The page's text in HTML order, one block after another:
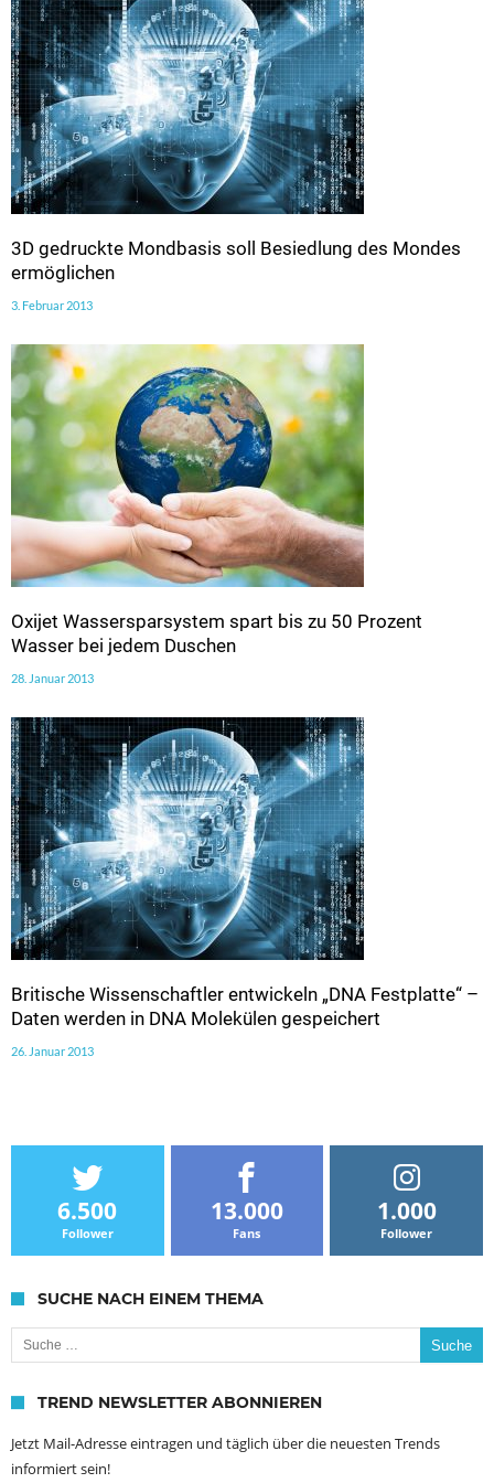
3D gedruckte Mondbasis soll Besiedlung des Mondes
ermöglichen
3. Februar 2013
Oxijet Wassersparsystem spart bis zu 50 Prozent
Wasser bei jedem Duschen
28. Januar 2013
Britische Wissenschaftler entwickeln „DNA Festplatte“ –
Daten werden in DNA Molekülen gespeichert
26. Januar 2013
6.500
Follower
13.000
Fans
1.000
Follower
SUCHE NACH EINEM THEMA
Suche nach:
TREND NEWSLETTER ABONNIEREN
Jetzt Mail-Adresse eintragen und täglich über die neuesten Trends
informiert sein!